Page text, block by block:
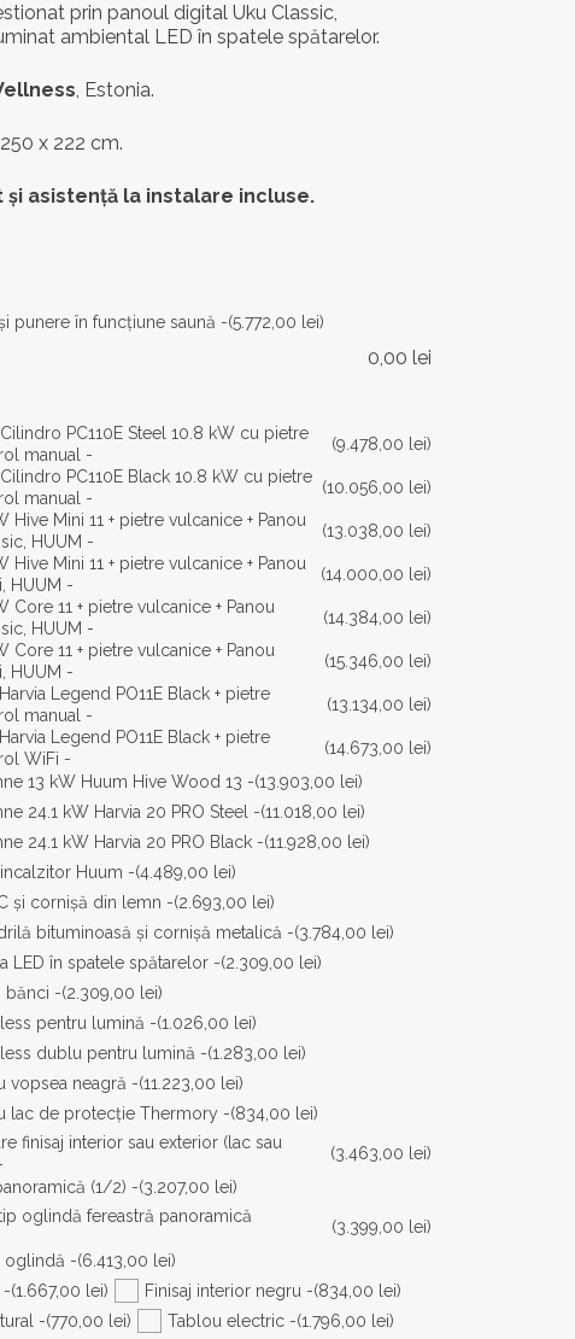
prin panoul digital Uku Classic,
ambiental LED în spatele spătarelor.
, Estonia.
x 222 cm.
asistență la instalare incluse.
punere în funcţiune saună -(5.772,00 lei)
0,00 lei
PC110E Steel 10.8 kW cu pietre
manual -
(9.478,00 lei)
PC110E Black 10.8 kW cu pietre
vulcanice + Control manual -
(10.056,00 lei)
Hive Mini 11 + pietre vulcanice + Panou
HUUM -
(13.038,00 lei)
pietre vulcanice + Panou
HUUM -
(14.000,00 lei)
Core 11 + pietre vulcanice + Panou
HUUM -
(14.384,00 lei)
Core 11 + pietre vulcanice + Panou
HUUM -
(15.346,00 lei)
Legend PO11E Black + pietre
manual -
(13.134,00 lei)
Legend PO11E Black + pietre
WiFi -
(14.673,00 lei)
13 kW Huum Hive Wood 13 -(13.903,00 lei)
24.1 kW Harvia 20 PRO Steel -(11.018,00 lei)
24.1 kW Harvia 20 PRO Black -(11.928,00 lei)
Huum -(4.489,00 lei)
și cornișă din lemn -(2.693,00 lei)
bituminoasă și cornișă metalică -(3.784,00 lei)
LED în spatele spătarelor -(2.309,00 lei)
bănci -(2.309,00 lei)
pentru lumină -(1.026,00 lei)
dublu pentru lumină -(1.283,00 lei)
vopsea neagră -(11.223,00 lei)
lac de protecție Thermory -(834,00 lei)
finisaj interior sau exterior (lac sau
(3.463,00 lei)
(1/2) -(3.207,00 lei)
oglindă fereastră panoramică
(3.399,00 lei)
oglindă -(6.413,00 lei)
-(1.667,00 lei) Finisaj interior negru -(834,00 lei)
-(770,00 lei) Tablou electric -(1.796,00 lei)